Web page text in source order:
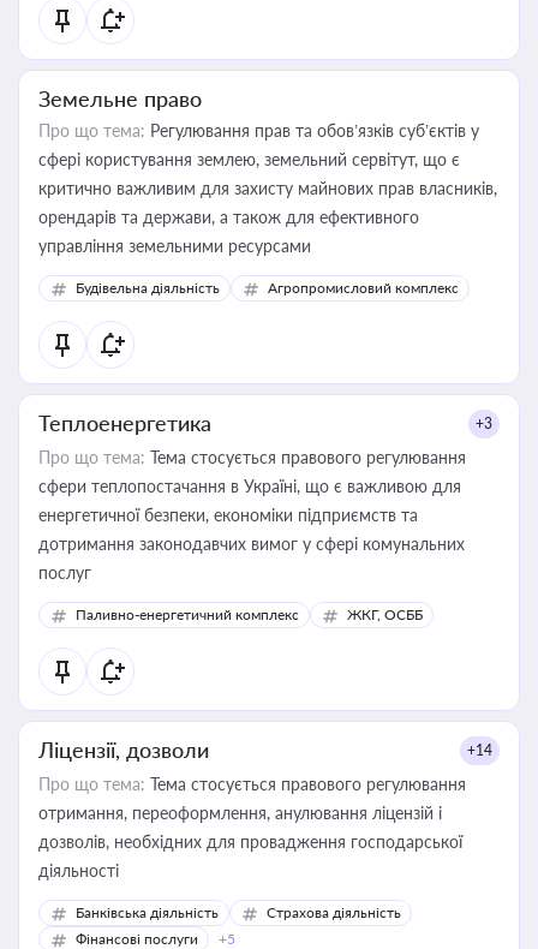
Земельне право
Про що тема: Регулювання прав та обов’язків суб’єктів у
сфері користування землею, земельний сервітут, що є
критично важливим для захисту майнових прав власників,
орендарів та держави, а також для ефективного
управління земельними ресурсами
Будівельна діяльність Агропромисловий комплекс
Теплоенергетика +3
Про що тема: Тема стосується правового регулювання
сфери теплопостачання в Україні, що є важливою для
енергетичної безпеки, економіки підприємств та
дотримання законодавчих вимог у сфері комунальних
послуг
Паливно-енергетичний комплекс ЖКГ, ОСББ
Ліцензії, дозволи +14
Про що тема: Тема стосується правового регулювання
отримання, переоформлення, анулювання ліцензій і
дозволів, необхідних для провадження господарської
діяльності
Банківська діяльність
Страхова діяльність
Фінансові послуги
+5